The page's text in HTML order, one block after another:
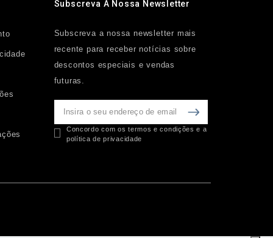
Subscreva A Nossa Newsletter
Subscreva a nossa newsletter mais
recente para receber notícias sobre
descontos especiais e vendas
futuras.
Concordo com os termos e condições e a
política de privacidade